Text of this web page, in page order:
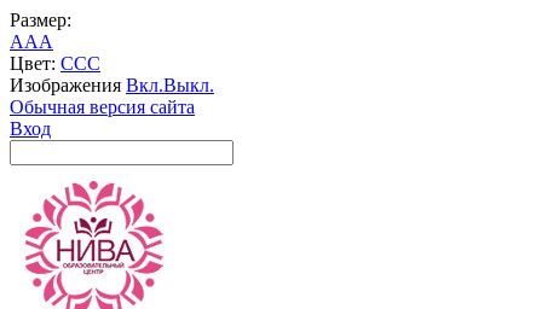
Размер:
AAA
Цвет: CCC
Изображения Вкл.Выкл.
Обычная версия сайта
Вход